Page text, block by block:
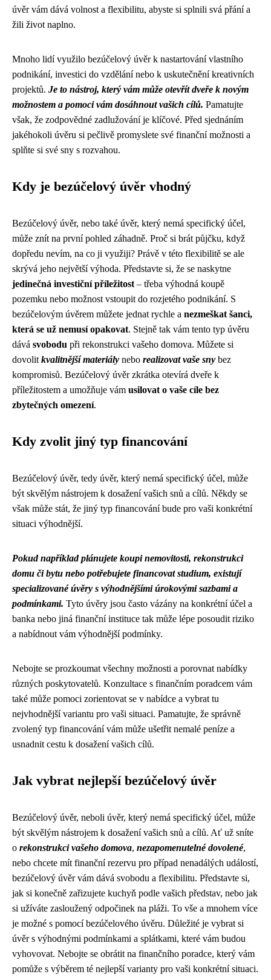
úvěr vám dává volnost a flexibilitu, abyste si splnili svá přání a
žili život naplno.
Mnoho lidí využilo bezúčelový úvěr k nastartování vlastního
podnikání, investici do vzdělání nebo k uskutečnění kreativních
projektů. Je to nástroj, který vám může otevřít dveře k novým
možnostem a pomoci vám dosáhnout vašich cílů. Pamatujte
však, že zodpovědné zadlužování je klíčové. Před sjednáním
jakéhokoli úvěru si pečlivě promyslete své finanční možnosti a
splňte si své sny s rozvahou.
Kdy je bezúčelový úvěr vhodný
Bezúčelový úvěr, nebo také úvěr, který nemá specifický účel,
může znít na první pohled záhadně. Proč si brát půjčku, když
dopředu nevím, na co ji využiji? Právě v této flexibilitě se ale
skrývá jeho největší výhoda. Představte si, že se naskytne
jedinečná investiční příležitost – třeba výhodná koupě
pozemku nebo možnost vstoupit do rozjetého podnikání. S
bezúčelovým úvěrem můžete jednat rychle a nezmeškat šanci,
která se už nemusí opakovat. Stejně tak vám tento typ úvěru
dává svobodu při rekonstrukci vašeho domova. Můžete si
dovolit kvalitnější materiály nebo realizovat vaše sny bez
kompromisů. Bezúčelový úvěr zkrátka otevírá dveře k
příležitostem a umožňuje vám usilovat o vaše cíle bez
zbytečných omezení.
Kdy zvolit jiný typ financování
Bezúčelový úvěr, tedy úvěr, který nemá specifický účel, může
být skvělým nástrojem k dosažení vašich snů a cílů. Někdy se
však může stát, že jiný typ financování bude pro vaši konkrétní
situaci výhodnější.
Pokud například plánujete koupi nemovitosti, rekonstrukci
domu či bytu nebo potřebujete financovat studium, existují
specializované úvěry s výhodnějšími úrokovými sazbami a
podmínkami. Tyto úvěry jsou často vázány na konkrétní účel a
banka nebo jiná finanční instituce tak může lépe posoudit riziko
a nabídnout vám výhodnější podmínky.
Nebojte se prozkoumat všechny možnosti a porovnat nabídky
různých poskytovatelů. Konzultace s finančním poradcem vám
také může pomoci zorientovat se v nabídce a vybrat tu
nejvhodnější variantu pro vaši situaci. Pamatujte, že správně
zvolený typ financování vám může ušetřit nemalé peníze a
usnadnit cestu k dosažení vašich cílů.
Jak vybrat nejlepší bezúčelový úvěr
Bezúčelový úvěr, neboli úvěr, který nemá specifický účel, může
být skvělým nástrojem k dosažení vašich snů a cílů. Ať už sníte
o rekonstrukci vašeho domova, nezapomenutelné dovolené,
nebo chcete mít finanční rezervu pro případ nenadálých událostí,
bezúčelový úvěr vám dává svobodu a flexibilitu. Představte si,
jak si konečně zařizujete kuchyň podle vašich představ, nebo jak
si užíváte zasloužený odpočinek na pláži. To vše a mnohem více
je možné s pomocí bezúčelového úvěru. Důležité je vybrat si
úvěr s výhodnými podmínkami a splátkami, které vám budou
vyhovovat. Nebojte se obrátit na finančního poradce, který vám
pomůže s výběrem té nejlepší varianty pro vaši konkrétní situaci.